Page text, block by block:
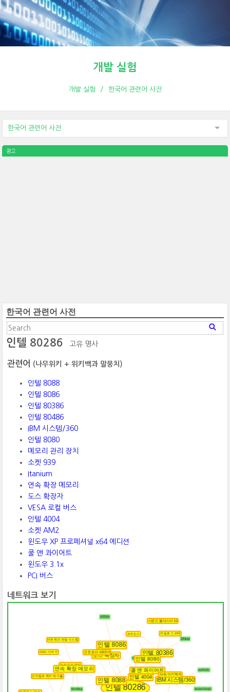
개발 실험
개발 실험 한국어 관련어 사전
한국어 관련어 사전
광고
한국어 관련어 사전
인텔 80286 고유 명사
관련어 (나무위키 + 위키백과 말뭉치)
인텔 8088
인텔 8086
인텔 80386
인텔 80486
IBM 시스템/360
인텔 8080
메모리 관리 장치
소켓 939
Itanium
연속 확장 메모리
도스 확장자
VESA 로컬 버스
인텔 4004
소켓 AM2
윈도우 XP 프로페셔널 x64 에디션
쿨 앤 콰이어트
윈도우 3.1x
PCI 버스
네트워크 보기